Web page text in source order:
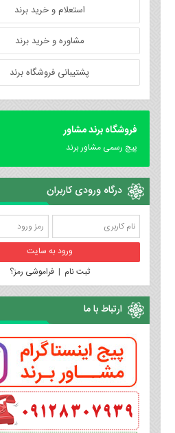
استعلام و خرید برند
مشاوره و خرید برند
پشتیبانی فروشگاه برند
فروشگاه برند مشاور
پیچ رسمی مشاور برند
درگاه ورودی کاربران
ثبت نام |فراموشی رمز؟
ارتباط با ما